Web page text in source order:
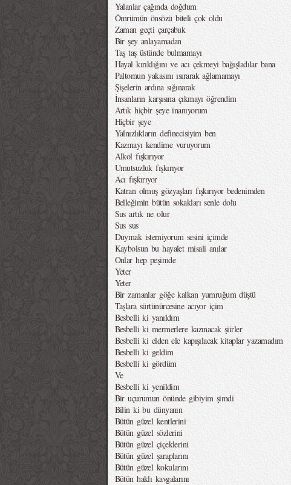
Yalanlar çağında doğdum
Ömrümün önsözü biteli çok oldu
Zaman geçti çarçabuk
Bir şey anlayamadan
Taş taş üstünde bulmamayı
Hayal kırıklığını ve acı çekmeyi bağışladılar bana
Paltomun yakasını ısırarak ağlamamayı
Şişelerin ardına sığınarak
İnsanların karşısına çıkmayı öğrendim
Artık hiçbir şeye inanıyorum
Hiçbir şeye
Yalnızlıkların definecisiyim ben
Kazmayı kendime vuruyorum
Alkol fışkırıyor
Umutsuzluk fışkırıyor
Acı fışkırıyor
Katran olmuş gözyaşları fışkırıyor bedenimden
Belleğimin bütün sokakları senle dolu
Sus artık ne olur
Sus sus
Duymak istemiyorum sesini içimde
Kaybolsun bu hayalet misali anılar
Onlar hep peşimde
Yeter
Yeter
Bir zamanlar göğe kalkan yumruğum düştü
Taşlara sürtünürcesine acıyor içim
Besbelli ki yanıldım
Besbelli ki mermerlere kazınacak şiirler
Besbelli ki elden ele kapışılacak kitaplar yazamadım
Besbelli ki geldim
Besbelli ki gördüm
Ve
Besbelli ki yenildim
Bir uçurumun önünde gibiyim şimdi
Bilin ki bu dünyanın
Bütün güzel kentlerini
Bütün güzel sözlerini
Bütün güzel çiçeklerini
Bütün güzel şaraplarını
Bütün güzel kokularını
Bütün haklı kavgalarını